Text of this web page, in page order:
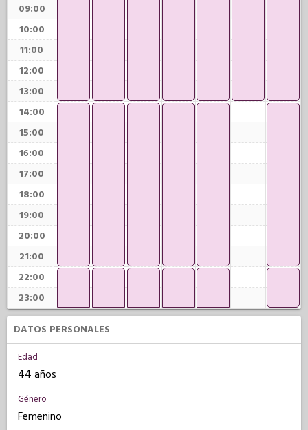
09:00
10:00
11:00
12:00
13:00
14:00
15:00
16:00
17:00
18:00
19:00
20:00
21:00
22:00
23:00
DATOS PERSONALES
Edad
44 años
Género
Femenino